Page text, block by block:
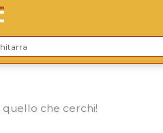
che cerchi!